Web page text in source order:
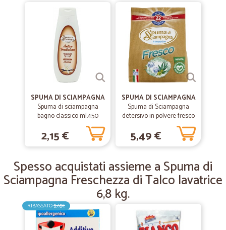
08/02/2019
Veloci nella consegna e precisi nelle…
Veloci nella consegna e precisi nelle comunicazioni di evasione
dell’ordine. Ottimi prezzi ed ottimo servizio.
25/01/2019
—Marco P.
Ampia scelta e velocità
Ampia scelta e velocità di consegna
SPUMA DI SCIAMPAGNA
Spuma di sciampagna
bagno classico ml.450
2,15 €
SPUMA DI SCIAMPAGNA
Spuma di Sciampagna
detersivo in polvere fresco
22 lavaggi gr.990
5,49 €
Spesso acquistati assieme a Spuma di
Sciampagna Freschezza di Talco lavatrice
6,8 kg.
RIBASSATO5,65€